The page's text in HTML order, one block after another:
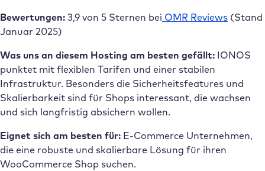
Bewertungen: 3,9 von 5 Sternen bei OMR Reviews (Stand
Januar 2025)
Was uns an diesem Hosting am besten gefällt: IONOS
punktet mit flexiblen Tarifen und einer stabilen
Infrastruktur. Besonders die Sicherheitsfeatures und
Skalierbarkeit sind für Shops interessant, die wachsen
und sich langfristig absichern wollen.
Eignet sich am besten für: E-Commerce Unternehmen,
die eine robuste und skalierbare Lösung für ihren
WooCommerce Shop suchen.